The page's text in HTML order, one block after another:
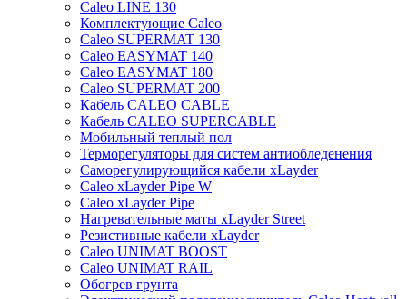
Caleo LINE 130
Комплектующие Caleo
Caleo SUPERMAT 130
Caleo EASYMAT 140
Caleo EASYMAT 180
Caleo SUPERMAT 200
Кабель CALEO CABLE
Кабель CALEO SUPERCABLE
Мобильный теплый пол
Терморегуляторы для систем антиобледенения
Саморегулирующийся кабели xLayder
Caleo xLayder Pipe W
Caleo xLayder Pipe
Нагревательные маты xLayder Street
Резистивные кабели xLayder
Caleo UNIMAT BOOST
Caleo UNIMAT RAIL
Обогрев грунта